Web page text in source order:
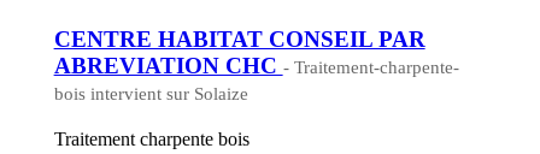
CENTRE HABITAT CONSEIL PAR
ABREVIATION CHC - Traitement-charpente-
bois intervient sur Solaize
Traitement charpente bois